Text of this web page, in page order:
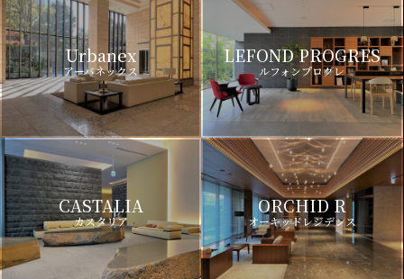
Urbanex
アーバネックス
LEFOND PROGRES
ルフォンプログレ
CASTALIA
カスタリア
ORCHID R
オーキッドレジデンス